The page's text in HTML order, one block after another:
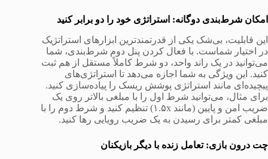
امکان شرط‌بندی دوگانه: استراتژی خود را دو برابر کنید
این قابلیت، بی‌شک یکی از قدرتمندترین ابزارهای استراتژیک
در اختیار شماست. با فعال کردن پنل دوم شرط‌بندی، شما
می‌توانید در یک راند واحد، دو شرط کاملاً مستقل از هم ثبت
کنید. این ویژگی به شما اجازه می‌دهد تا استراتژی‌های
پیچیده‌ای مانند استراتژی پوشش ریسک را پیاده‌سازی کنید.
برای مثال، می‌توانید شرط اول را با مبلغی بالاتر روی یک
ضریب امن و پایین (مانند ۱.۵x) تنظیم کنید و شرط دوم را با
مبلغی کمتر برای رسیدن به یک ضریب رویایی رها کنید.
چت درون بازی: تعامل زنده با دیگر بازیکنان